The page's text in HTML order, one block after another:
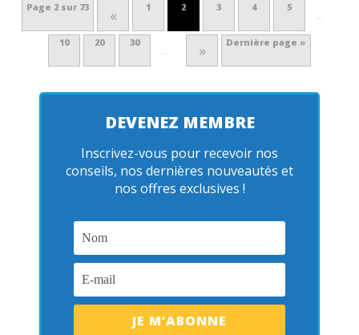
Page 2 sur 73 « 1 2 3 4 5
…
10 20 30
… » Dernière page »
DEVENEZ MEMBRE
Inscrivez-vous pour recevoir nos
conseils, nos dernières nouveautés et
nos offres exclusives !